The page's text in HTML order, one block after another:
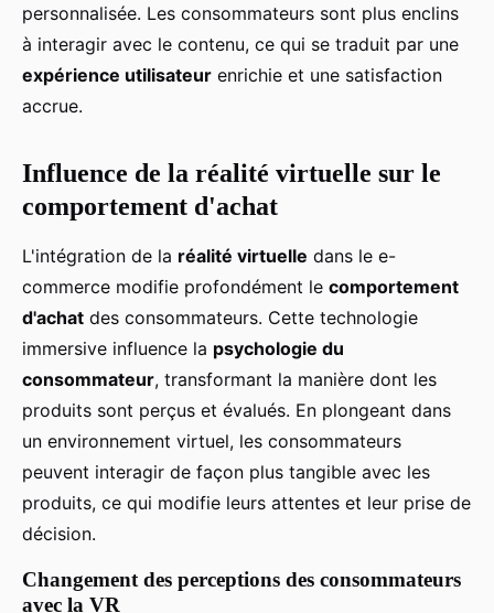
personnalisée. Les consommateurs sont plus enclins
à interagir avec le contenu, ce qui se traduit par une
expérience utilisateur enrichie et une satisfaction
accrue.
Influence de la réalité virtuelle sur le
comportement d'achat
L'intégration de la réalité virtuelle dans le e-
commerce modifie profondément le comportement
d'achat des consommateurs. Cette technologie
immersive influence la psychologie du
consommateur, transformant la manière dont les
produits sont perçus et évalués. En plongeant dans
un environnement virtuel, les consommateurs
peuvent interagir de façon plus tangible avec les
produits, ce qui modifie leurs attentes et leur prise de
décision.
Changement des perceptions des consommateurs
avec la VR